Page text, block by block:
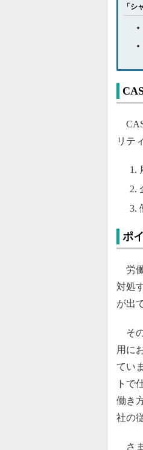
「シ
リテ
ポ
労働
対処
が出
そ
用に
てい
トで
働き
社の
さま